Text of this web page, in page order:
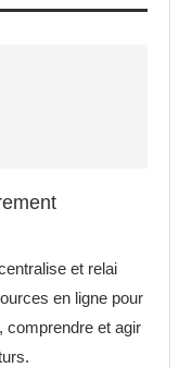
et relai
en ligne pour
comprendre et agir